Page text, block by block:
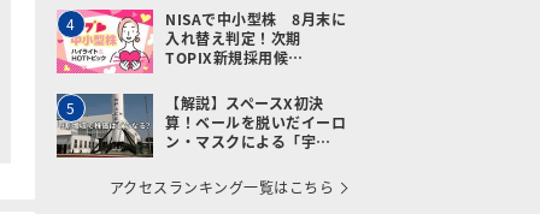
4
NISAで中小型株 8月末に
入れ替え判定！次期
TOPIX新規採用候…
5
【解説】スペースX初決
算！ベールを脱いだイーロ
ン・マスクによる「宇…
アクセスランキング一覧はこちら